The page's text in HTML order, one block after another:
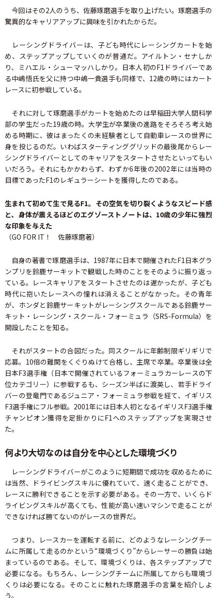
今回はその2人のうち、佐藤琢磨選手を取り上げたい。琢磨選手の
驚異的なキャリアアップに興味を引かれたからだ。
レーシングドライバーは、子ども時代にレーシングカートを始
め、ステップアップしていくのが普通だ。アイルトン・セナしか
り、ミハエル・シューマッハしかり。日本人初のF1ドライバーであ
る中嶋悟氏を父に持つ中嶋一貴選手も同様で、12歳の時にはカート
レースに初参戦している。
それに対して琢磨選手がカートを始めたのは早稲田大学人間科学
部の学生だった19歳の時。大学生が卒業後の進路をそろそろ考え始
める時期に、彼はまったくの未経験者として自動車レースの世界に
身を投じるのだ。いわばスターティンググリッドの最後尾からレー
シングドライバーとしてのキャリアをスタートさせたといってもい
いだろう。それにもかかわらず、わずか6年後の2002年には当時の
目標であったF1のレギュラーシートを獲得したのである。
生まれて初めて生で見るF1。その空気を切り裂くようなスピード感
と、身体が震えるほどのエグゾーストノートは、10歳の少年に強烈
な印象を与えた
（GO FOR IT！ 佐藤琢磨著）
自身の著書で琢磨選手は、1987年に日本で開催されたF1日本グラ
ンプリを鈴鹿サーキットで観戦した時のことをそのように振り返っ
ている。レースキャリアをスタートさせたのは遅かったが、子ども
時代に抱いたレースへの憧れは消えることがなかった。その青年
が、ホンダと鈴鹿サーキットがレーシングスクールである鈴鹿サー
キット・レーシング・スクール・フォーミュラ（SRS-Formula）を
開設したことを知る。
それがスタートの合図だった。同スクールに年齢制限ギリギリで
応募。10倍の難関をくぐりぬけて合格し、主席で卒業。卒業後は全
日本F3選手権（日本で開催されているフォーミュラカーレースの下
位カテゴリー）に参戦するも、シーズン半ばに渡英し、若手ドライ
バーの登竜門であるジュニア・フォーミュラ参戦を経て、イギリス
F3選手権にフル参戦。2001年には日本人初となるイギリスF3選手権
チャンピオン獲得を足掛かりにF1へのステップアップを実現させ
た。
何より大切なのは自分を中心とした環境づくり
レーシングドライバーがこのように短期間で成功を収めるために
は当然、ドライビングスキルに優れていて、速く走ることができ、
レースに勝利できることを示す必要がある。その一方で、いくらド
ライビングスキルが高くても、性能が高い速いマシンで走ることが
できなければ勝てないのがレースの世界だ。
つまり、レースカーを運転する前に、どのようなレーシングチー
ムに所属して走るのかという“環境づくり”からレーサーの勝負は始
まっているのである。そして、環境づくりは、各ステップアップで
必要になる。もちろん、レーシングチームに所属してからも環境づ
くりは必要になる。そのことに触れた琢磨選手の言葉を紹介しよ
う。